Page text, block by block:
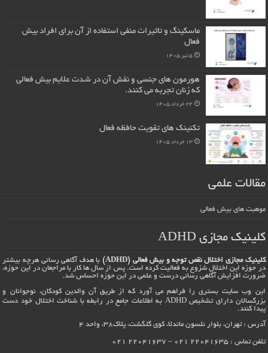
ماسکینگ و تاثیرات منفی استفاده از آن برای افراد بیش
فعال
5 تیر 1405
هورمون های جنسی و نقش آن در شدت علایم بیش فعالی
که زنان تجربه می کنند.
24 خرداد 1405
تکنینک های تقویت حافظه فعال
13 خرداد 1405
مقالات علمی
موهبت های بیش فعالی
کلینیک مجازی ADHD
کلینیک مجازی اختلال نقص توجه و بیش فعالی (ADHD)
با هدف آگاهی رسانی هرچه بیشتر
در حوزه این اختلال شزوع به فعالیت کرده است. پس از سال ها کار با مراجعان در این حوزه،
ضرورت افزایش آگاهی رسانی درست و علمی در این حوزه احساس شد.
این وب سایت بستری را فراهم می آورد که از طریق آن والدین کودکان، نوجوانان و
بزرگسالان دارای تشخیص ADHD به اطلاعات جامع در رابطه با شناخت اختلال خود دست
پیدا کنند.
آدرس : تهران، بلوار نلسون ماندلا، کوی گلگشت، پلاک38، واحد 4
تلفن تماس : 22041635 021 – 22041637 021